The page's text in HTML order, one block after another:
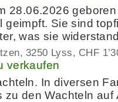
28.06.2026
geimpft. Sie sind
was sie
3250 Lyss CHF
verkaufen
In diversen
zu den Wachteln